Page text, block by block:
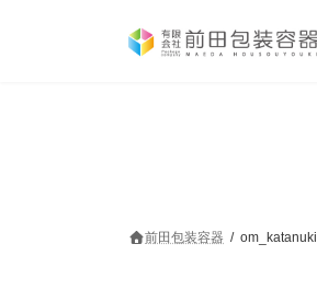
前田包装容器 om_katanuki